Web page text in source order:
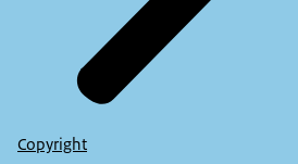
Copyright